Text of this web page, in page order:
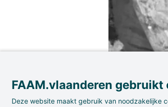
FAAM.vlaanderen
Deze website maakt gebruik van noodzakelijke